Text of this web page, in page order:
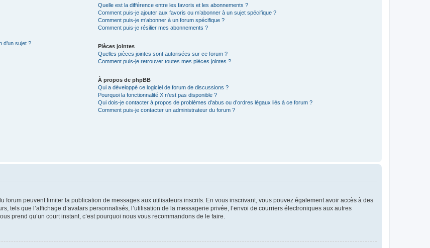
d’un sujet ?
Quelle est la différence entre les favoris et les abonnements ?
Comment puis-je ajouter aux favoris ou m’abonner à un sujet spécifique ?
Comment puis-je m’abonner à un forum spécifique ?
Comment puis-je résilier mes abonnements ?
Pièces jointes
Quelles pièces jointes sont autorisées sur ce forum ?
Comment puis-je retrouver toutes mes pièces jointes ?
À propos de phpBB
Qui a développé ce logiciel de forum de discussions ?
Pourquoi la fonctionnalité X n’est pas disponible ?
Qui dois-je contacter à propos de problèmes d’abus ou d’ordres légaux liés à ce forum ?
Comment puis-je contacter un administrateur du forum ?
forum peuvent limiter la publication de messages aux utilisateurs inscrits. En vous inscrivant, vous pouvez également avoir accès à des
tels que l’affichage d’avatars personnalisés, l’utilisation de la messagerie privée, l’envoi de courriers électroniques aux autres
prend qu’un court instant, c’est pourquoi nous vous recommandons de le faire.